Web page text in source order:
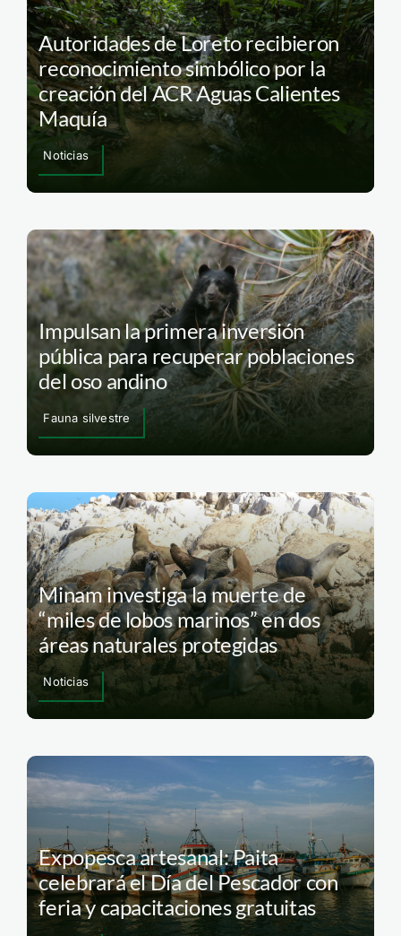
Autoridades de Loreto recibieron
reconocimiento simbólico por la
creación del ACR Aguas Calientes
Maquía
Noticias
Impulsan la primera inversión
pública para recuperar poblaciones
del oso andino
Fauna silvestre
Minam investiga la muerte de
“miles de lobos marinos” en dos
áreas naturales protegidas
Noticias
Expopesca artesanal: Paita
celebrará el Día del Pescador con
feria y capacitaciones gratuitas